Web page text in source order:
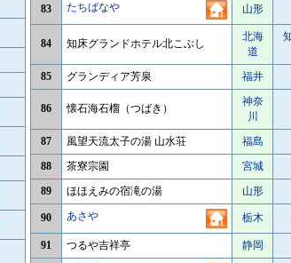
83 たちばなや 山形
84 知床グランドホテル北こぶし
北海
道
85
グランディア芳泉 福井
86 懐石海石榴（つばき）
神奈
川
87 風望天流太子の湯 山水荘 福島
88
茶寮宗園 宮城
89
ほほえみの宿滝の湯 山形
90 あさや 栃木
91 つるや吉祥亭 静岡